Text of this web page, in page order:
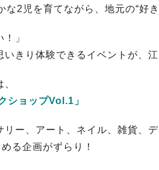
な2児を育てながら、地元の“好
」
いきり体験できるイベントが、
ショップVol.1」
ー、アート、ネイル、雑貨、デ
る企画がずらり！